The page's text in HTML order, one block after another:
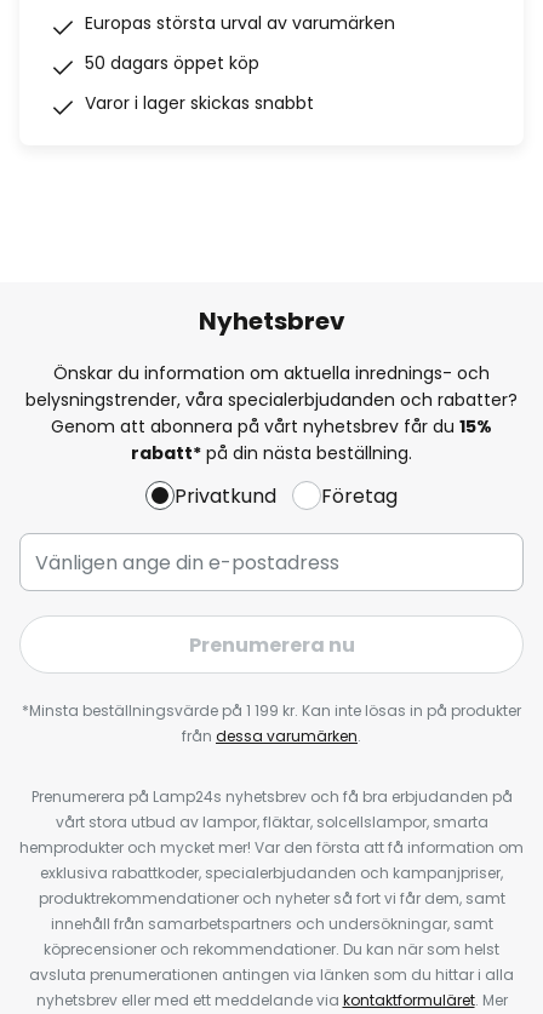
Europas största urval av varumärken
50 dagars öppet köp
Varor i lager skickas snabbt
Nyhetsbrev
Önskar du information om aktuella inrednings- och
belysningstrender, våra specialerbjudanden och rabatter?
Genom att abonnera på vårt nyhetsbrev får du 15%
rabatt* på din nästa beställning.
Privatkund Företag
Prenumerera nu
*Minsta beställningsvärde på 1 199 kr. Kan inte lösas in på produkter
från dessa varumärken.
Prenumerera på Lamp24s nyhetsbrev och få bra erbjudanden på
vårt stora utbud av lampor, fläktar, solcellslampor, smarta
hemprodukter och mycket mer! Var den första att få information om
exklusiva rabattkoder, specialerbjudanden och kampanjpriser,
produktrekommendationer och nyheter så fort vi får dem, samt
innehåll från samarbetspartners och undersökningar, samt
köprecensioner och rekommendationer. Du kan när som helst
avsluta prenumerationen antingen via länken som du hittar i alla
nyhetsbrev eller med ett meddelande via kontaktformuläret. Mer